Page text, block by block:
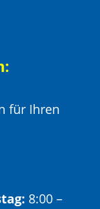
für Ihren
8:00 –